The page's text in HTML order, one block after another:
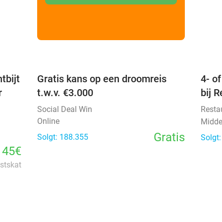
45€
favorite_border
Gratis kans op een droomreis
t.w.v. €3.000
Social Deal Win
Online
Solgt: 188.355
Gratis
4-
bij